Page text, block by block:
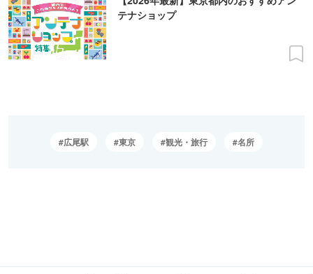
テナショップ
広尾駅 東京 観光・旅行 名所